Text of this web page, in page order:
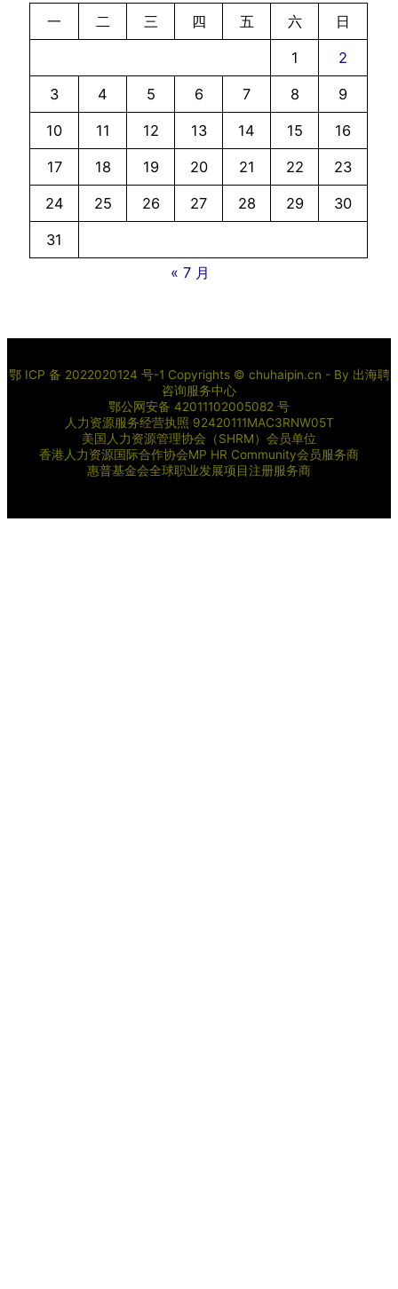
一 二 三 四 五 六 日
1 2
3 4 5 6 7 8 9
10 11 12 13 14 15 16
17 18 19 20 21 22 23
24 25 26 27 28 29 30
31
« 7 月
鄂 ICP 备 2022020124 号-1 Copyrights © chuhaipin.cn - By 出海聘
咨询服务中心
鄂公网安备 42011102005082 号
人力资源服务经营执照 92420111MAC3RNW05T
美国人力资源管理协会（SHRM）会员单位
香港人力资源国际合作协会MP HR Community会员服务商
惠普基金会全球职业发展项目注册服务商